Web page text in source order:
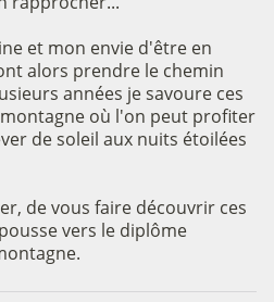
Voir l'image en plein écran
et mon envie d'être en
alors prendre le chemin
années je savoure ces
où l'on peut profiter
de soleil aux nuits étoilées
de vous faire découvrir ces
vers le diplôme